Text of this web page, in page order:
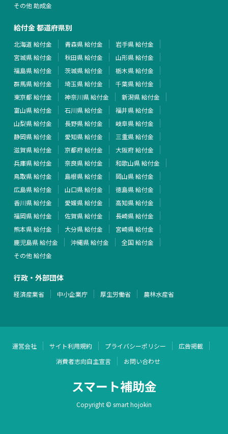
その他 助成金
給付金 都道府県別
北海道 給付金 青森県 給付金
岩手県 給付金
宮城県 給付金
秋田県 給付金
山形県 給付金
福島県 給付金
茨城県 給付金
栃木県 給付金
群馬県 給付金
埼玉県 給付金
千葉県 給付金
東京都 給付金
神奈川県 給付金
新潟県 給付金
富山県 給付金
石川県 給付金
福井県 給付金
山梨県 給付金
長野県 給付金
岐阜県 給付金
静岡県 給付金
愛知県 給付金
三重県 給付金
滋賀県 給付金
京都府 給付金
大阪府 給付金
兵庫県 給付金
奈良県 給付金
和歌山県 給付金
鳥取県 給付金
島根県 給付金
岡山県 給付金
広島県 給付金
山口県 給付金
徳島県 給付金
香川県 給付金
愛媛県 給付金
高知県 給付金
福岡県 給付金
佐賀県 給付金
長崎県 給付金
熊本県 給付金
大分県 給付金
宮崎県 給付金
鹿児島県 給付金
沖縄県 給付金
全国 給付金
その他 給付金
行政・外部団体
経済産業省 中小企業庁 厚生労働省 農林水産省
運営会社 サイト利用規約 プライバシーポリシー
広告掲載
消費者志向自主宣言
お問い合わせ
スマート補助金
Copyright © smart hojokin